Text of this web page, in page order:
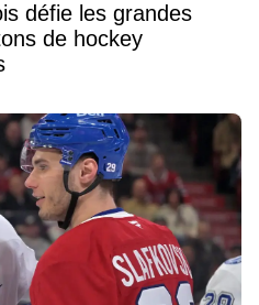
défie les grandes
de hockey